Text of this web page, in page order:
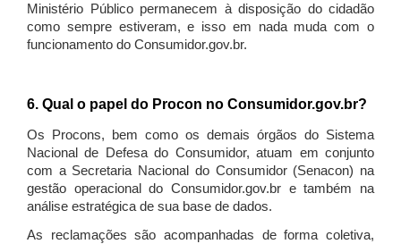
Ministério Público permanecem à disposição do cidadão
como sempre estiveram, e isso em nada muda com o
funcionamento do Consumidor.gov.br.
6. Qual o papel do Procon no Consumidor.gov.br?
Os Procons, bem como os demais órgãos do Sistema
Nacional de Defesa do Consumidor, atuam em conjunto
com a Secretaria Nacional do Consumidor (Senacon) na
gestão operacional do Consumidor.gov.br e também na
análise estratégica de sua base de dados.
As reclamações são acompanhadas de forma coletiva,